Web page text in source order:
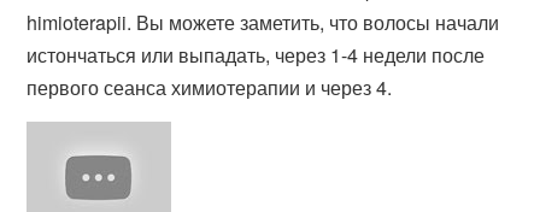
himioterapii. Вы можете заметить, что волосы начали
истончаться или выпадать, через 1-​4 недели после
первого сеанса химиотерапии и через 4.